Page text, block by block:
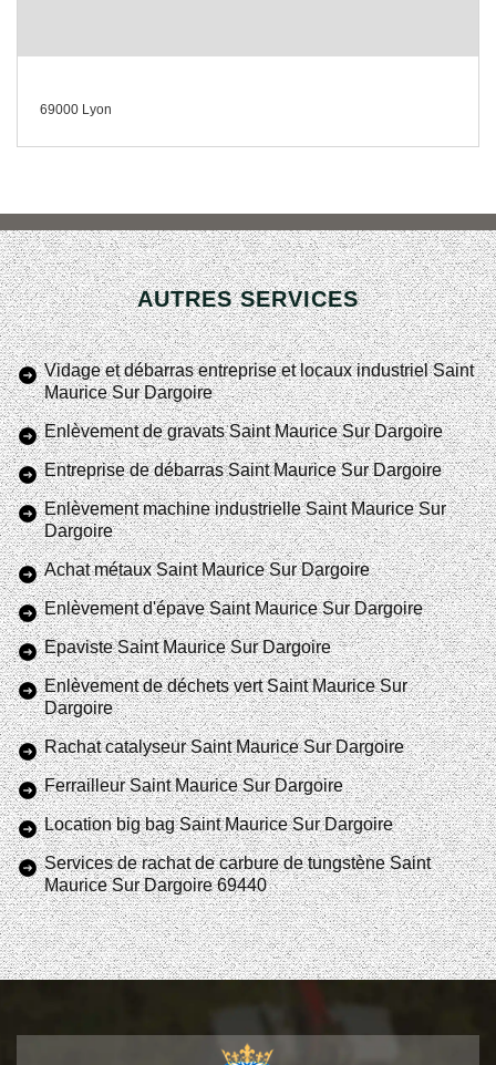
69000 Lyon
AUTRES SERVICES
Vidage et débarras entreprise et locaux industriel Saint
Maurice Sur Dargoire
Enlèvement de gravats Saint Maurice Sur Dargoire
Entreprise de débarras Saint Maurice Sur Dargoire
Enlèvement machine industrielle Saint Maurice Sur
Dargoire
Achat métaux Saint Maurice Sur Dargoire
Enlèvement d'épave Saint Maurice Sur Dargoire
Epaviste Saint Maurice Sur Dargoire
Enlèvement de déchets vert Saint Maurice Sur
Dargoire
Rachat catalyseur Saint Maurice Sur Dargoire
Ferrailleur Saint Maurice Sur Dargoire
Location big bag Saint Maurice Sur Dargoire
Services de rachat de carbure de tungstène Saint
Maurice Sur Dargoire 69440